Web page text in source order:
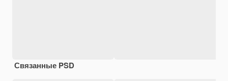
Связанные PSD